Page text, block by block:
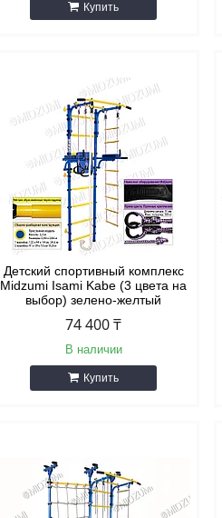
Купить
Детский спортивный комплекс
Midzumi Isami Kabe (3 цвета на
выбор) зелено-желтый
74 400 ₸
В наличии
Купить